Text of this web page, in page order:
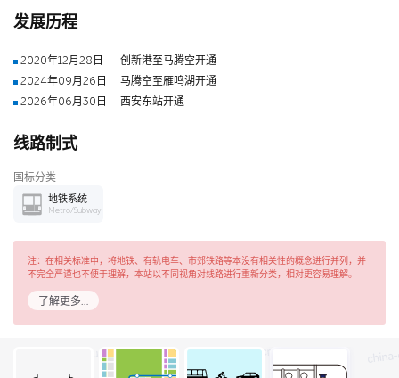
发展历程
2020年12月28日
创新港至马腾空开通
2024年09月26日
马腾空至雁鸣湖开通
2026年06月30日
西安东站开通
线路制式
国标分类
地铁系统
Metro/Subway
注：在相关标准中，将地铁、有轨电车、市郊铁路等本没有相关性的概念进行并列，并
不完全严谨也不便于理解，本站以不同视角对线路进行重新分类，相对更容易理解。
了解更多…